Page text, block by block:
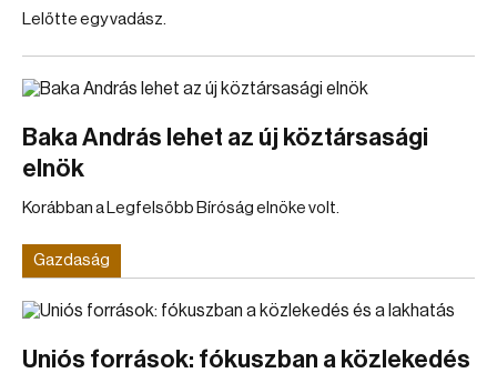
Lelőtte egy vadász.
Baka András lehet az új köztársasági
elnök
Korábban a Legfelsőbb Bíróság elnöke volt.
Gazdaság
Uniós források: fókuszban a közlekedés